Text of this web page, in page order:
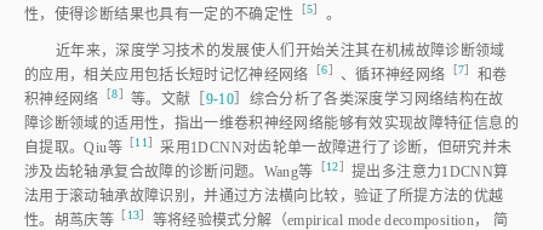
性，使得诊断结果也具有一定的不确定性 ［5］ 。
近年来，深度学习技术的发展使人们开始关注其在机械故障诊断领域
的应用，相关应用包括长短时记忆神经网络 ［6］ 、循环神经网络 ［7］ 和卷
积神经网络 ［8］ 等。文献［ 9⁃10］综合分析了各类深度学习网络结构在故
障诊断领域的适用性，指出一维卷积神经网络能够有效实现故障特征信息的
自提取。Qiu等［11］ 采用1DCNN对齿轮单一故障进行了诊断，但研究并未
涉及齿轮轴承复合故障的诊断问题。Wang等 ［12］提出多注意力1DCNN算
法用于滚动轴承故障识别，并通过方法横向比较，验证了所提方法的优越
性。胡茑庆等 ［ 13］ 等将经验模式分解（empirical mode decomposition， 简